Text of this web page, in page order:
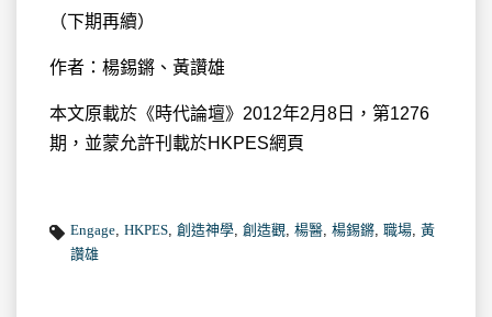
（下期再續）
作者：楊錫鏘、黃讚雄
本文原載於《時代論壇》2012年2月8日，第1276
期，並蒙允許刊載於HKPES網頁
Engage HKPES 創造神學 創造觀 楊醫 楊錫鏘 職場 黃
讚雄